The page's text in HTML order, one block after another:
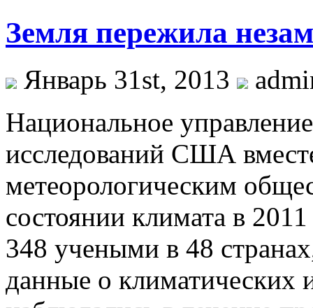
Земля пережила
Январь 31st, 2013
Национальное
исследований США
метеорологическим
состоянии климата в
348 учеными в 48
данные о климатических